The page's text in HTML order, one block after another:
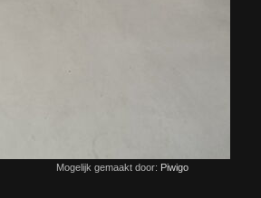
Mogelijk gemaakt door: Piwigo